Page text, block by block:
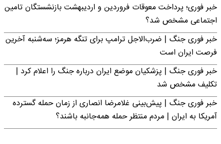
خبر فوری؛ پرداخت معوقات فروردین و اردیبهشت بازنشستگان تامین
اجتماعی مشخص شد؟
خبر فوری جنگ | ضرب‌الاجل ترامپ برای تنگه هرمز؛ سه‌شنبه آخرین
فرصت ایران است
خبر فوری جنگ | پزشکیان موضع ایران درباره جنگ را اعلام کرد |
تکلیف مشخص شد
خبر فوری جنگ | پیش‌بینی غلامرضا انصاری از زمان حمله گسترده
آمریکا به ایران | مردم منتظر حمله همه‌جانبه باشند؟